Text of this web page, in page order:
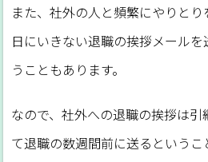
また、社外の人と頻繁にやりと
日にいきない退職の挨拶メール
うこともあります。
なので、社外への退職の挨拶は
て退職の数週間前に送るというこ